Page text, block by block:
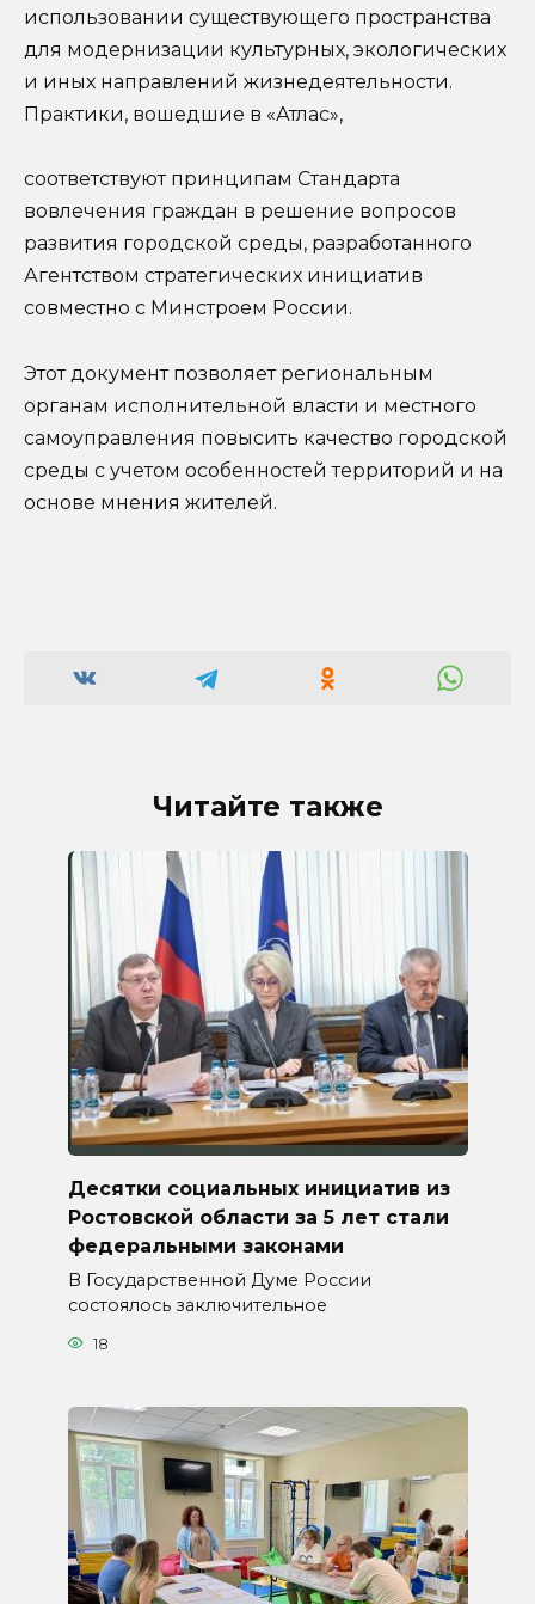
использовании существующего пространства
для модернизации культурных, экологических
и иных направлений жизнедеятельности.
Практики, вошедшие в «Атлас»,
соответствуют принципам Стандарта
вовлечения граждан в решение вопросов
развития городской среды, разработанного
Агентством стратегических инициатив
совместно с Минстроем России.
Этот документ позволяет региональным
органам исполнительной власти и местного
самоуправления повысить качество городской
среды с учетом особенностей территорий и на
основе мнения жителей.
Читайте также
Десятки социальных инициатив из
Ростовской области за 5 лет стали
федеральными законами
В Государственной Думе России
состоялось заключительное
18